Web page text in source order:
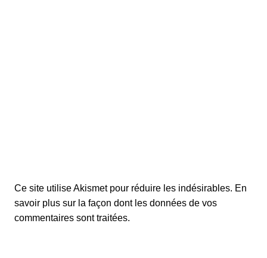
Ce site utilise Akismet pour réduire les indésirables. En
savoir plus sur la façon dont les données de vos
commentaires sont traitées.